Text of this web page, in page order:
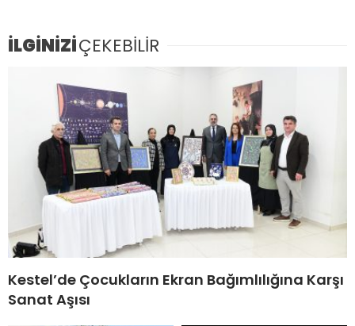
İLGİNİZİÇEKEBİLİR
Kestel’de Çocukların Ekran Bağımlılığına Karşı
Sanat Aşısı